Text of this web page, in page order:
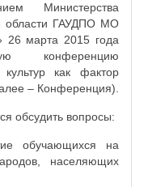
Министерства
области ГАУДПО МО
26 марта 2015 года
конференцию
как фактор
– Конференция).
обсудить вопросы:
обучающихся на
населяющих